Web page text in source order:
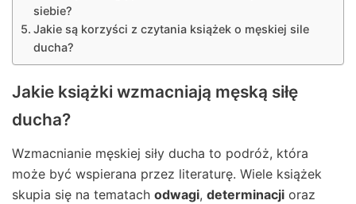
siebie?
Jakie są korzyści z czytania książek o męskiej sile
ducha?
Jakie książki wzmacniają męską siłę
ducha?
Wzmacnianie męskiej siły ducha to podróż, która
może być wspierana przez literaturę. Wiele książek
skupia się na tematach odwagi, determinacji oraz